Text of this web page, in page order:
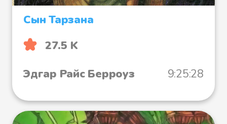
Сын Тарзана
27.5 K
Эдгар Райс Берроуз
9:25:28